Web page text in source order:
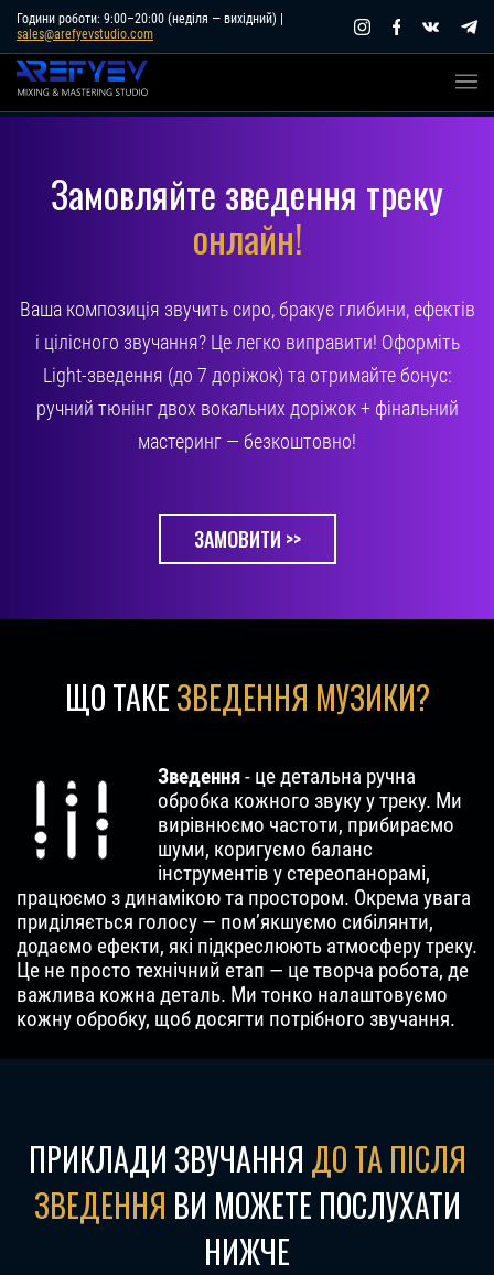
Skip
content
Години роботи: 9:00–20:00 (неділя — вихідний) |
sales@arefyevstudio.com
Замовляйте зведення треку
онлайн!
Ваша композиція звучить сиро, бракує глибини, ефектів
і цілісного звучання? Це легко виправити! Оформіть
Light-зведення (до 7 доріжок) та отримайте бонус:
ручний тюнінг двох вокальних доріжок + фінальний
мастеринг — безкоштовно!
ЗАМОВИТИ >>
ЩО ТАКЕЗВЕДЕННЯ МУЗИКИ?
Зведення- це детальна ручна
обробка кожного звуку у треку. Ми
вирівнюємо частоти, прибираємо
шуми, коригуємо баланс
інструментів у стереопанорамі,
працюємо з динамікою та простором. Окрема увага
приділяється голосу — пом’якшуємо сибілянти,
додаємо ефекти, які підкреслюють атмосферу треку.
Це не просто технічний етап — це творча робота, де
важлива кожна деталь. Ми тонко налаштовуємо
кожну обробку, щоб досягти потрібного звучання.
ПРИКЛАДИ ЗВУЧАННЯ ДО ТА ПІСЛЯ
ЗВЕДЕННЯ ВИ МОЖЕТЕ ПОСЛУХАТИ
НИЖЧЕ